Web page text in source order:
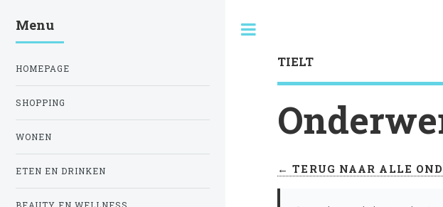
TIELT
← TERUG NAAR ALLE
Menu
HOMEPAGE
SHOPPING
WONEN
ETEN EN DRINKEN